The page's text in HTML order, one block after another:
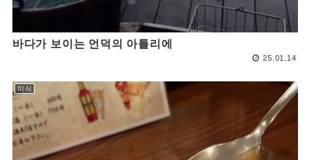
바다가 보이는 언덕의 아틀리에
25.01.14
미식